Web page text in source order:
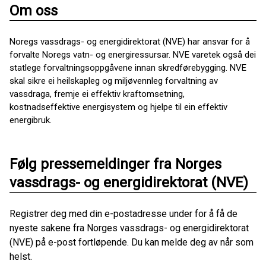
Om oss
Noregs vassdrags- og energidirektorat (NVE) har ansvar for å
forvalte Noregs vatn- og energiressursar. NVE varetek også dei
statlege forvaltningsoppgåvene innan skredførebygging. NVE
skal sikre ei heilskapleg og miljøvennleg forvaltning av
vassdraga, fremje ei effektiv kraftomsetning,
kostnadseffektive energisystem og hjelpe til ein effektiv
energibruk.
Følg pressemeldinger fra Norges
vassdrags- og energidirektorat (NVE)
Registrer deg med din e-postadresse under for å få de
nyeste sakene fra Norges vassdrags- og energidirektorat
(NVE) på e-post fortløpende. Du kan melde deg av når som
helst.